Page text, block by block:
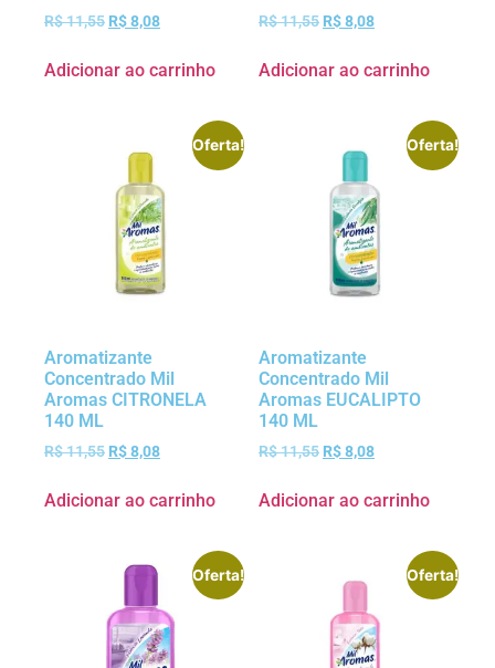
R$11,55 R$8,08
Adicionar ao carrinho
R$11,55 R$8,08
Adicionar ao carrinho
Oferta!
Aromatizante
Concentrado Mil
Aromas CITRONELA
140 ML
R$11,55 R$8,08
Adicionar ao carrinho
Oferta!
Aromatizante
Concentrado Mil
Aromas EUCALIPTO
140 ML
R$11,55 R$8,08
Adicionar ao carrinho
Oferta! Oferta!